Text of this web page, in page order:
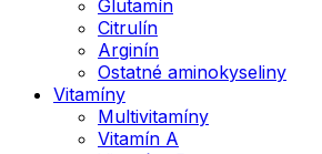
Glutamín
Citrulín
Arginín
Ostatné aminokyseliny
Vitamíny
Multivitamíny
Vitamín A